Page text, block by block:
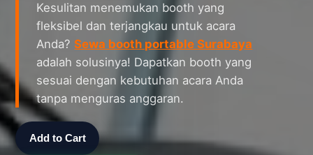
Kesulitan menemukan booth yang
fleksibel dan terjangkau untuk acara
Anda?Sewa booth portable Surabaya
adalah solusinya! Dapatkan booth yang
sesuai dengan kebutuhan acara Anda
tanpa menguras anggaran.
Add to Cart